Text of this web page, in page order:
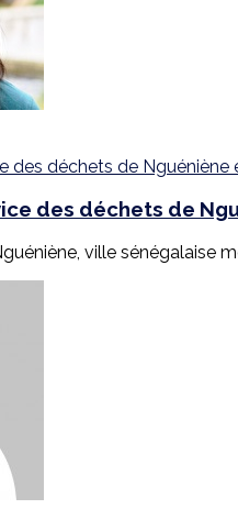
des déchets de
ville sénégalaise